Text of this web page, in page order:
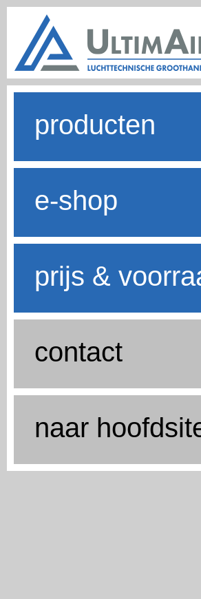
producten
e-shop
prijs &
contact
naar